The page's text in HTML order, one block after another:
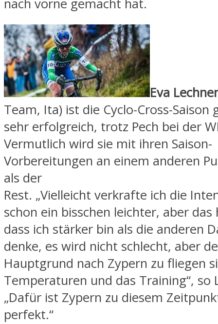
nach vorne gemacht hat.
Eva Lechner
Team, Ita) ist die Cyclo-Cross-Saison
sehr erfolgreich, trotz Pech bei der
Vermutlich wird sie mit ihren Saison-
Vorbereitungen an einem anderen
als der
Rest. „Vielleicht verkrafte ich die
schon ein bisschen leichter, aber
dass ich stärker bin als die anderen
denke, es wird nicht schlecht, aber
Hauptgrund nach Zypern zu fliegen
Temperaturen und das Training“, so
„Dafür ist Zypern zu diesem
perfekt.“